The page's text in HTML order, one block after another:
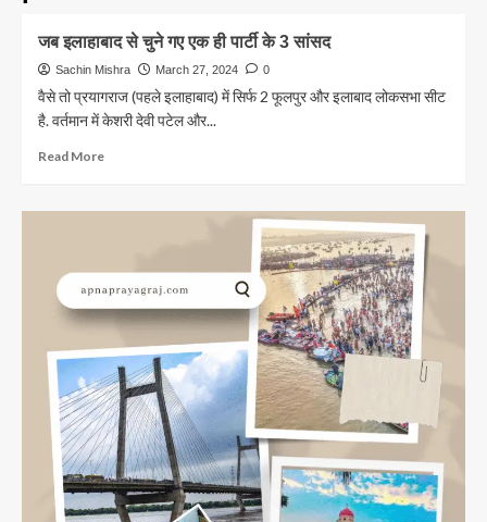
जब इलाहाबाद से चुने गए एक ही पार्टी के 3 सांसद
Sachin Mishra March 27, 2024 0
वैसे तो प्रयागराज (पहले इलाहाबाद) में सिर्फ 2 फूलपुर और इलाबाद लोकसभा सीट
है. वर्तमान में केशरी देवी पटेल और...
Read MoreRead
जब
चुने
गए
एक
पार्टी
के
3
सांसद